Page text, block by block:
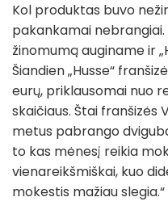
Kol produktas buvo
pakankamai
žinomumą auginame ir
Šiandien „Husse“
eurų, priklausomai nuo
skaičiaus. Štai franšizės
metus pabrango
to kas mėnesį reikia
vienareikšmiškai, kuo
mokestis mažiau slegia.“